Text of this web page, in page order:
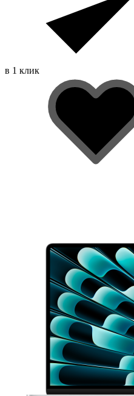
в 1 клик